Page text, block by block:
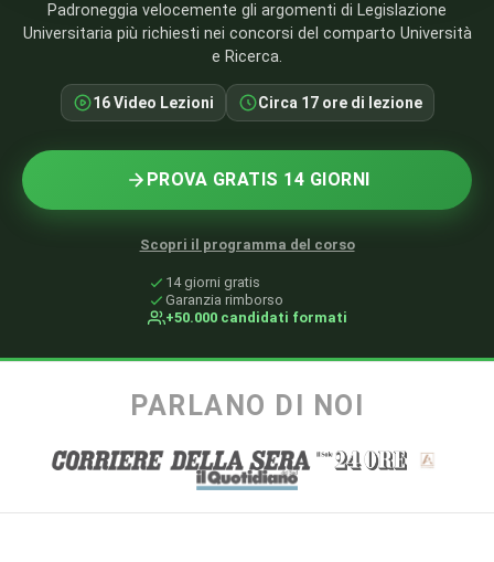
Padroneggia velocemente gli argomenti di Legislazione
Universitaria più richiesti nei concorsi del comparto Università
e Ricerca.
16 Video Lezioni Circa 17 ore di lezione
PROVA GRATIS 14 GIORNI
Scopri il programma del corso
14 giorni gratis
Garanzia rimborso
+50.000 candidati formati
PARLANO DI NOI